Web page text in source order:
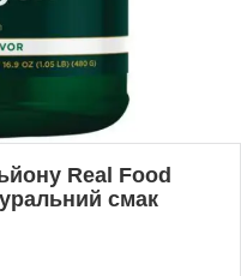
Real Food
смак